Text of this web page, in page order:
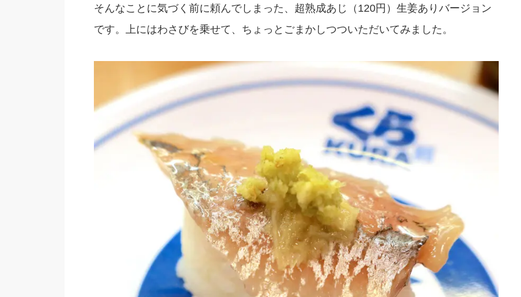
そんなことに気づく前に頼んでしまった、超熟成あじ（120円）生姜ありバージョン
です。上にはわさびを乗せて、ちょっとごまかしつついただいてみました。